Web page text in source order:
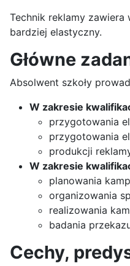
Technik reklamy
bardziej elastyczny.
Główne
Absolwent szkoły
W zakresie
przygotowania
przygotowania
produkcji
W zakresie
planowania
organizowania
realizowania
badania
Cechy,